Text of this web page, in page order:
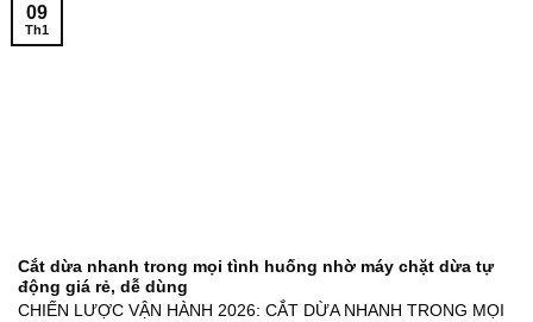
Cắt dừa nhanh trong mọi tình huống nhờ máy chặt dừa tự
động giá rẻ, dễ dùng
CHIẾN LƯỢC VẬN HÀNH 2026: CẮT DỪA NHANH TRONG MỌI
09
Th1